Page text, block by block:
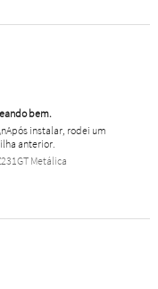
bem.
instalar, rodei um
anterior.
Metálica